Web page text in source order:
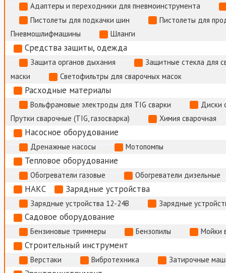
Адаптеры и переходники для пневмоинструмента
Пистолеты для подкачки шин
Пистолеты для
Пневмошлифмашины
Шланги
Средства защиты, одежда
Защита органов дыхания
Защитные стекла для
маски
Светофильтры для сварочных масок
Расходные материалы
Вольфрамовые электроды для TIG сварки
Диски
Прутки сварочные (TIG, газосварка)
Химия сварочная
Насосное оборудование
Дренажные насосы Мотопомпы
Тепловое оборудование
Обогреватели газовые Обогреватели дизельные
НАКС Зарядные устройства
Зарядные устройства 12-24В Зарядные
Садовое оборудование
Бензиновые триммеры Бензопилы Мойки
Строительный инструмент
Верстаки Вибротехника Затирочные